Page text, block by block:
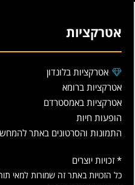
אטרקציות
אטרקציות בלונדון
אטרקציות ברומא
אטרקציות באמסטרדם
הופעות חיות
התמונות והסרטונים באתר
* זכויות יוצרים
כל הזכויות באתר זה שמורות למאי